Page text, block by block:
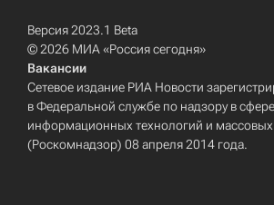
Версия 2023.1 Beta
© 2026 МИА «Россия сегодня»
Вакансии
Сетевое издание РИА Новости
в Федеральной службе по надзору в
информационных технологий и
(Роскомнадзор) 08 апреля 2014 года.